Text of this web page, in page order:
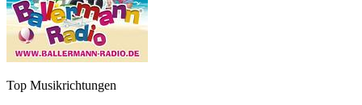
Top Musikrichtungen